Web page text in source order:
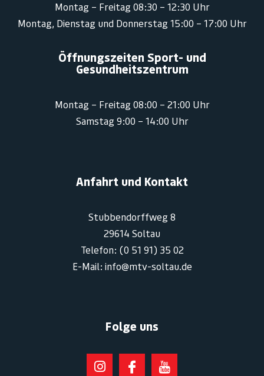
Montag – Freitag 08:30 – 12:30 Uhr
Montag, Dienstag und Donnerstag 15:00 – 17:00 Uhr
Öffnungszeiten Sport- und
Gesundheitszentrum
Montag – Freitag 08:00 – 21:00 Uhr
Samstag 9:00 – 14:00 Uhr
Anfahrt und Kontakt
Stubbendorffweg 8
29614 Soltau
Telefon: (0 51 91) 35 02
E-Mail: info@mtv-soltau.de
Folge uns